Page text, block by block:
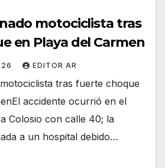
motociclista tras
en Playa del Carmen
EDITOR AR
tras fuerte choque
accidente ocurrió en el
Colosio con calle 40; la
a un hospital debido…